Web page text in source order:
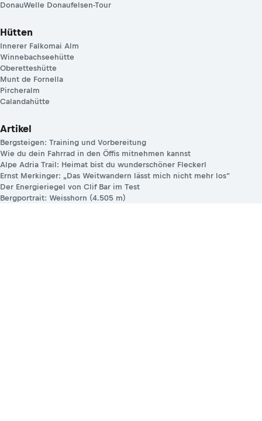
DonauWelle Donaufelsen-Tour
Hütten
Innerer Falkomai Alm
Winnebachseehütte
Oberetteshütte
Munt de Fornella
Pircheralm
Calandahütte
Artikel
Bergsteigen: Training und Vorbereitung
Wie du dein Fahrrad in den Öffis mitnehmen kannst
Alpe Adria Trail: Heimat bist du wunderschöner Fleckerl
Ernst Merkinger: „Das Weitwandern lässt mich nicht mehr los“
Der Energieriegel von Clif Bar im Test
Bergportrait: Weisshorn (4.505 m)